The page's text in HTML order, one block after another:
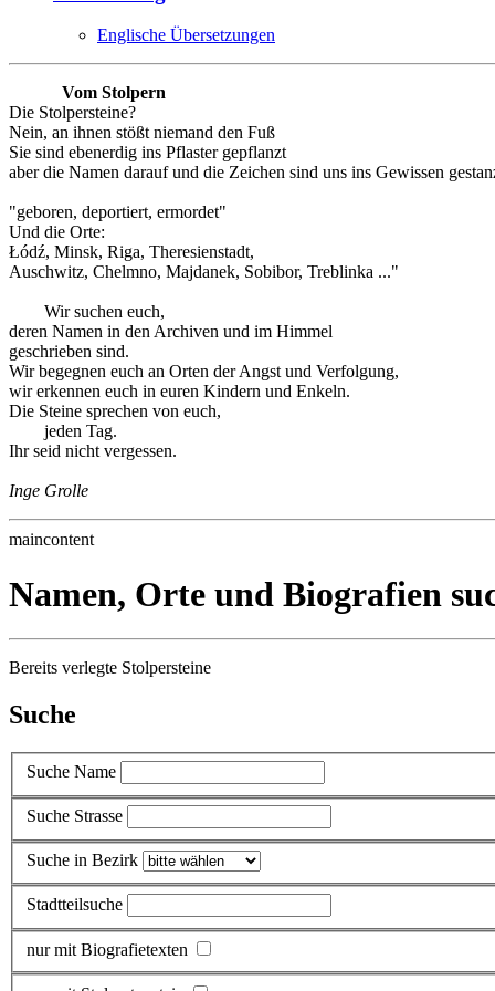
Englische Übersetzungen
Vom Stolpern
Die Stolpersteine?
Nein, an ihnen stößt niemand den Fuß
Sie sind ebenerdig ins Pflaster gepflanzt
aber die Namen darauf und die Zeichen sind uns ins Gewissen
"geboren, deportiert, ermordet"
Und die Orte:
Łódź, Minsk, Riga, Theresienstadt,
Auschwitz, Chelmno, Majdanek, Sobibor, Treblinka ..."
Wir suchen euch,
deren Namen in den Archiven und im Himmel
geschrieben sind.
Wir begegnen euch an Orten der Angst und Verfolgung,
wir erkennen euch in euren Kindern und Enkeln.
Die Steine sprechen von euch,
jeden Tag.
Ihr seid nicht vergessen.
Inge Grolle
maincontent
Namen, Orte und Biografien
Bereits verlegte Stolpersteine
Suche
Suche Name
Suche Strasse
Suche in Bezirk
Stadtteilsuche
nur mit Biografietexten